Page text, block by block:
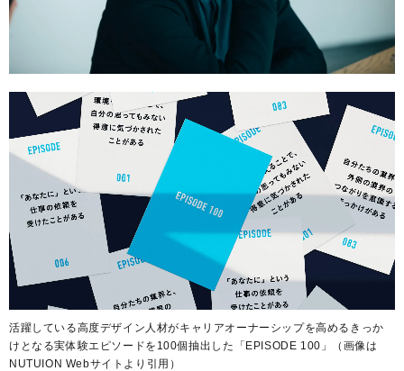
活躍している高度デザイン人材がキャリアオーナーシップを高めるきっか
けとなる実体験エピソードを100個抽出した「EPISODE 100」（画像は
NUTUION Webサイトより引用）